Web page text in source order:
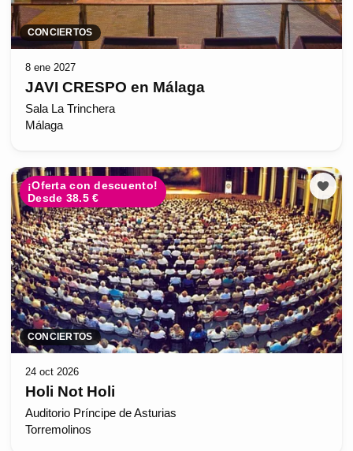
CONCIERTOS
8 ene 2027
JAVI CRESPO en Málaga
Sala La Trinchera
Málaga
¡Oferta con descuento!
Desde 38.5 €
CONCIERTOS
24 oct 2026
Holi Not Holi
Auditorio Príncipe de Asturias
Torremolinos